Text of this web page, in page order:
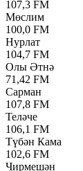
107,3 FM
Мөслим
100,0 FM
Нурлат
104,7 FM
Олы Әтнә
71,42 FM
Сарман
107,8 FM
Теләче
106,1 FM
Түбән Кама
102,6 FM
Чирмешән